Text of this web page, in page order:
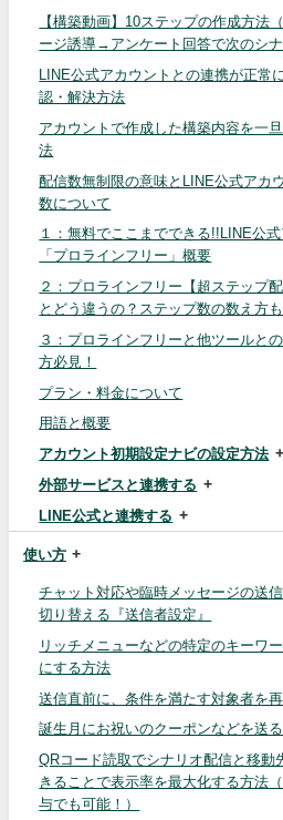
【構築動画】10ステップの作成方
ージ誘導→アンケート回答で次のシナ
LINE公式アカウントとの連携が正常
認・解決方法
アカウントで作成した構築内容を一
法
配信数無制限の意味とLINE公式アカ
数について
１：無料でここまでできる!!LINE公
「プロラインフリー」概要
２：プロラインフリー【超ステップ
とどう違うの？ステップ数の数え方も
３：プロラインフリーと他ツールと
方必見！
プラン・料金について
用語と概要
アカウント初期設定ナビの設定方法
外部サービスと連携する
LINE公式と連携する
使い方
チャット対応や臨時メッセージの送
切り替える『送信者設定』
リッチメニューなどの特定のキーワ
にする方法
送信直前に、条件を満たす対象者を
誕生月にお祝いのクーポンなどを送
QRコード読取でシナリオ配信と移動
きることで表示率を最大化する方法
与でも可能！）